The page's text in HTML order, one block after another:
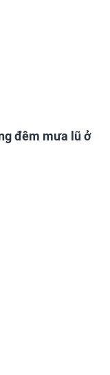
đêm mưa lũ ở